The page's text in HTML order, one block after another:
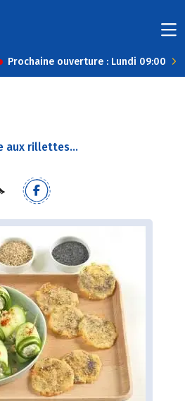
Prochaine ouverture : Lundi 09:00
aux rillettes...